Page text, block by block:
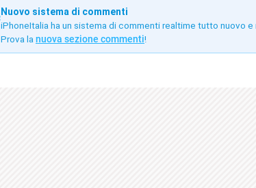
Nuovo sistema di commenti
iPhoneItalia ha un sistema di commenti realtime tutto nuovo
Prova la nuova sezione commenti!